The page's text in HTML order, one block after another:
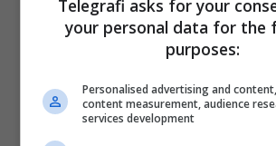
Telegrafi asks for your
your personal data for the
purposes:
Personalised advertising and
content measurement, audience
services development